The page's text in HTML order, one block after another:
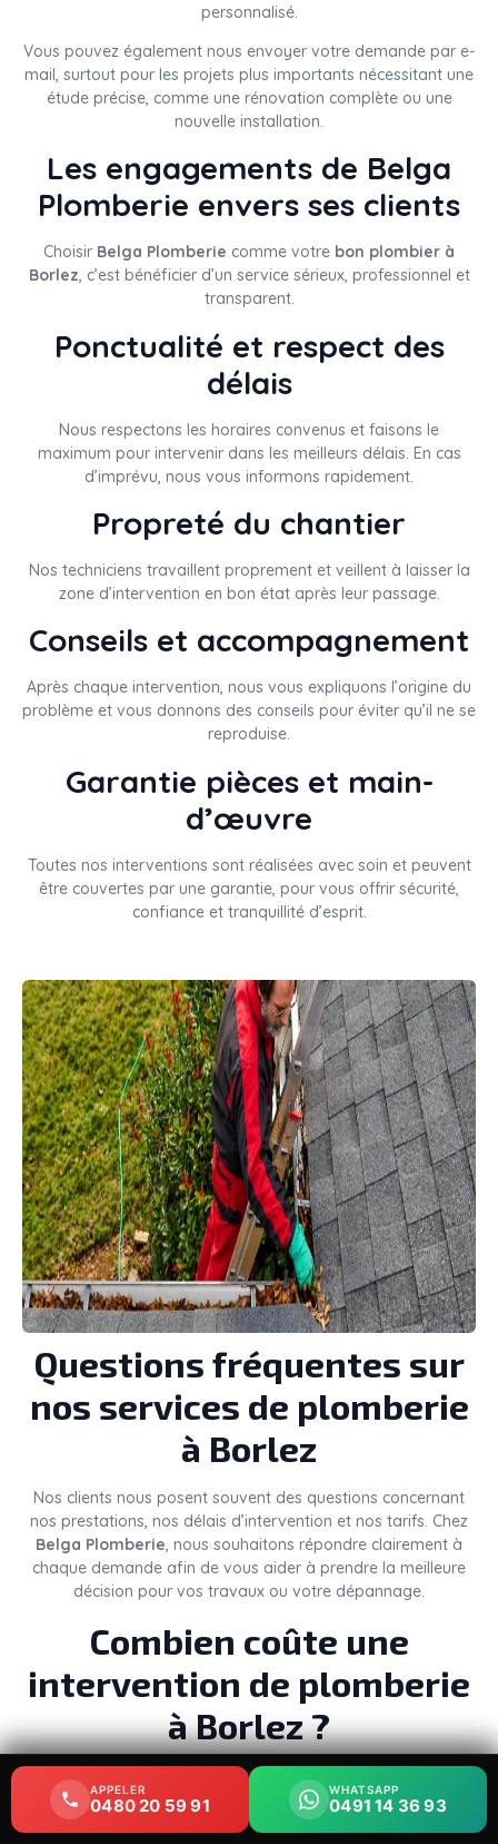
personnalisé.
Vous pouvez également nous envoyer votre demande par e-
mail, surtout pour les projets plus importants nécessitant une
étude précise, comme une rénovation complète ou une
nouvelle installation.
Les engagements de Belga
Plomberie envers ses clients
Choisir Belga Plomberie comme votre bon plombier à
Borlez, c’est bénéficier d’un service sérieux, professionnel et
transparent.
Ponctualité et respect des
délais
Nous respectons les horaires convenus et faisons le
maximum pour intervenir dans les meilleurs délais. En cas
d’imprévu, nous vous informons rapidement.
Propreté du chantier
Nos techniciens travaillent proprement et veillent à laisser la
zone d’intervention en bon état après leur passage.
Conseils et accompagnement
Après chaque intervention, nous vous expliquons l’origine du
problème et vous donnons des conseils pour éviter qu’il ne se
reproduise.
Garantie pièces et main-
d’œuvre
Toutes nos interventions sont réalisées avec soin et peuvent
être couvertes par une garantie, pour vous offrir sécurité,
confiance et tranquillité d’esprit.
Questions fréquentes sur
nos services de plomberie
à Borlez
Nos clients nous posent souvent des questions concernant
nos prestations, nos délais d’intervention et nos tarifs. Chez
Belga Plomberie, nous souhaitons répondre clairement à
chaque demande afin de vous aider à prendre la meilleure
décision pour vos travaux ou votre dépannage.
Combien coûte une
intervention de plomberie
à Borlez ?
Le prix d’un plombier à Borlez
dépend de plusieurs
éléments : la nature du problème, le temps nécessaire, les
pièces à remplacer et le niveau d’urgence. Une simple
APPELER
0480 20 59 91
WHATSAPP
0491 14 36 93
APPELER
0480 20 59 91
WHATSAPP
0491 14 36 93